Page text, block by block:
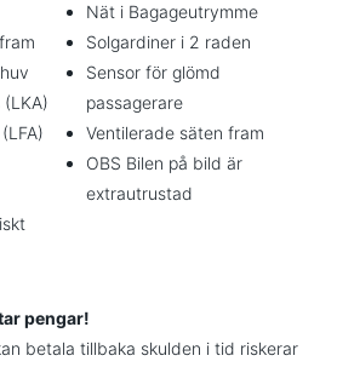
Nät i Bagageutrymme
Solgardiner i 2 raden
Sensor för glömd
passagerare
Ventilerade säten fram
OBS Bilen på bild är
extrautrustad
pengar!
betala tillbaka skulden i tid riskerar